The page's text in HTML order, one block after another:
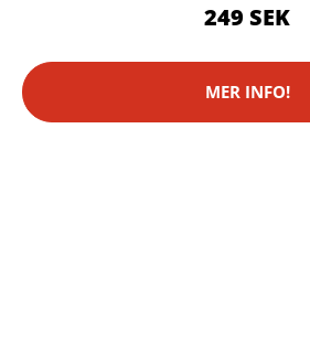
249 SEK
MER INFO!